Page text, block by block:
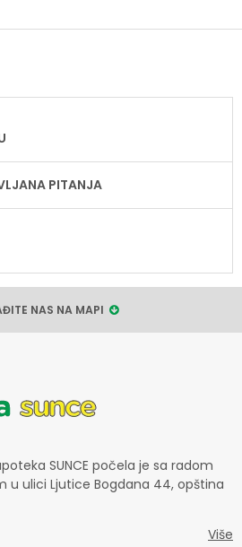
PITANJA
NAS NA MAPI
SUNCE počela je sa radom
u ulici Ljutice Bogdana 44, opština
Više